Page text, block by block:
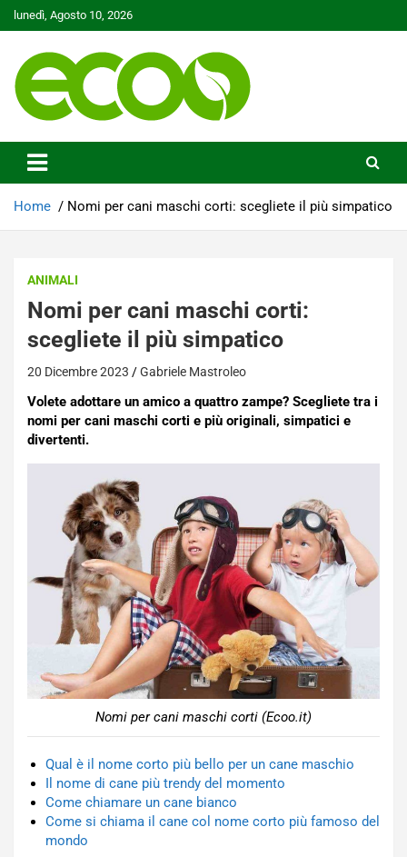
Skip
to
lunedì, Agosto 10, 2026
Ecoo.it
Home Nomi per cani maschi corti: scegliete il più simpatico
ANIMALI
Nomi per cani maschi corti:
scegliete il più simpatico
20 Dicembre 2023 Gabriele Mastroleo
Volete adottare un amico a quattro zampe? Scegliete tra i
nomi per cani maschi corti e più originali, simpatici e
divertenti.
Nomi per cani maschi corti (Ecoo.it)
Qual è il nome corto più bello per un cane maschio
Il nome di cane più trendy del momento
Come chiamare un cane bianco
Come si chiama il cane col nome corto più famoso del
mondo